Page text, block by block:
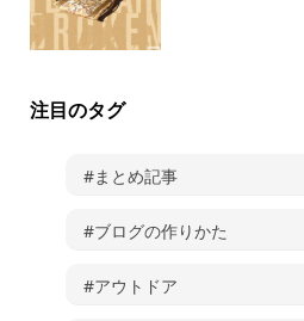
注目のタグ
#まとめ記事
#ブログの作りかた
#アウトドア